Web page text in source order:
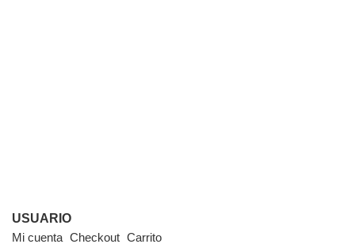
USUARIO
Mi cuenta Checkout Carrito